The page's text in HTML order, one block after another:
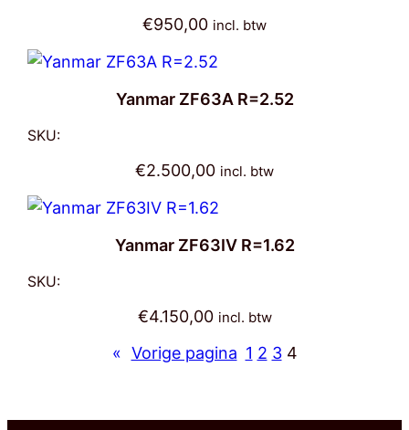
€950,00 incl. btw
Yanmar ZF63A R=2.52
SKU:
€2.500,00 incl. btw
Yanmar ZF63IV R=1.62
SKU:
€4.150,00 incl. btw
« Vorige pagina 1 2 3 4